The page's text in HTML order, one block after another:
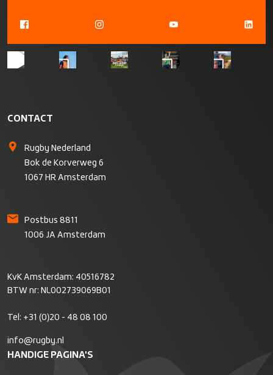
CONTACT
Rugby Nederland
Bok de Korverweg 6
1067 HR Amsterdam
Postbus 8811
1006 JA Amsterdam
KvK Amsterdam: 40516782
BTW nr: NL002739069B01
Tel: +31 (0)20 - 48 08 100
info@rugby.nl
HANDIGE PAGINA'S